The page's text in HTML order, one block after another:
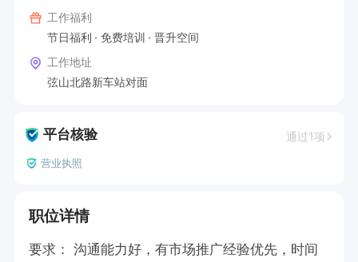
工作福利
节日福利
免费培训
晋升空间
工作地址
弦山北路新车站对面
平台核验 通过1项
营业执照
职位详情
要求： 沟通能力好，有市场推广经验优先，时间